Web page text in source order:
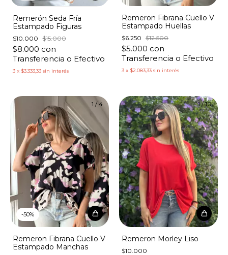
Remerón Seda Fría
Estampado Figuras
$10.000 $15.000
$8.000 con
Transferencia o Efectivo
3 x $3.333,33 sin interés
Remeron Fibrana Cuello V
Estampado Huellas
$6.250 $12.500
$5.000 con
Transferencia o Efectivo
3 x $2.083,33 sin interés
1 /4
-50%
Remeron Fibrana Cuello V
Estampado Manchas
1/10
Remeron Morley Liso
$10.000